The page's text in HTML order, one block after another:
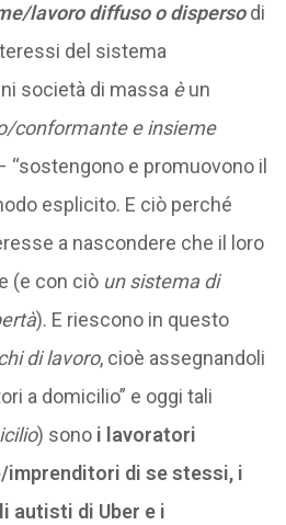
lavoro diffuso o dispersodi
del sistema
società di massa èun
conformante e insieme
“sostengono e promuovono il
esplicito. E ciò perché
a nascondere che il loro
(e con ciò un sistema di
). E riescono in questo
di lavoro, cioè assegnandoli
a domicilio” e oggi tali
) sono i lavoratori
di se stessi, i
autisti di Uber e i